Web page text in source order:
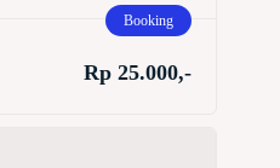
Booking
Rp 25.000,-